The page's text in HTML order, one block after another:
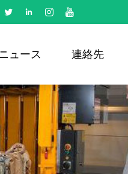
ュース 連絡先